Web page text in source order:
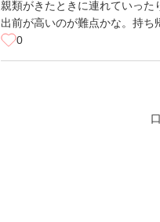
親類がきたときに連れていった
出前が高いのが難点かな。持ち
0